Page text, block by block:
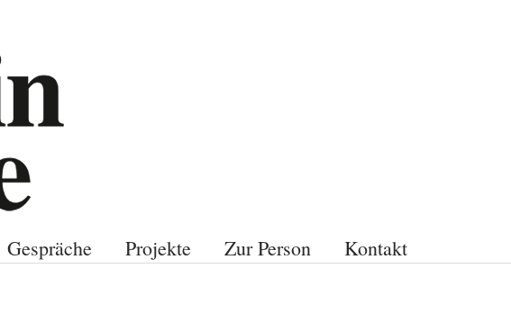
Gespräche Projekte Zur Person Kontakt